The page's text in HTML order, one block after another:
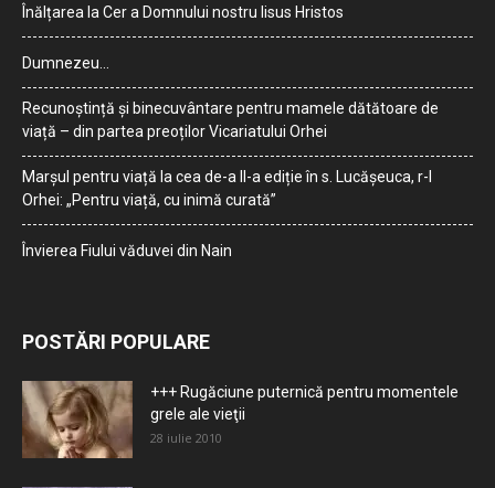
Înălțarea la Cer a Domnului nostru Iisus Hristos
Dumnezeu…
Recunoștință și binecuvântare pentru mamele dătătoare de
viață – din partea preoților Vicariatului Orhei
Marșul pentru viață la cea de-a II-a ediție în s. Lucășeuca, r-l
Orhei: „Pentru viață, cu inimă curată”
Învierea Fiului văduvei din Nain
POSTĂRI POPULARE
+++ Rugăciune puternică pentru momentele
grele ale vieţii
28 iulie 2010